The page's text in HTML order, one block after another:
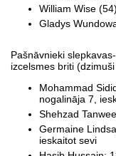
William Wise (54)
Gladys
Pašnāvnieki
izcelsmes briti
Mohammad
nogalināja 7,
Shehzad
Germaine
ieskaitot sevi